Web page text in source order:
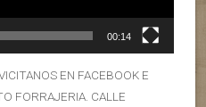
00:14
EN FACEBOOK E
FORRAJERIA. CALLE